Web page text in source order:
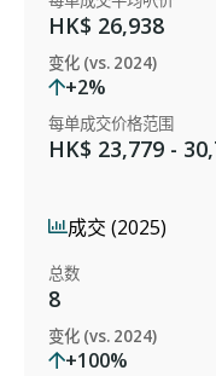
HK$ 26,938
变化 (vs. 2024)
+2%
每单成交价格范围
HK$ 23,779 -
成交 (2025)
总数
8
变化 (vs. 2024)
+100%